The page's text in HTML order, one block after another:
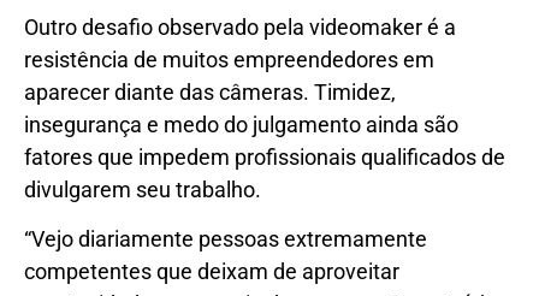
Outro desafio observado pela videomaker é a
resistência de muitos empreendedores em
aparecer diante das câmeras. Timidez,
insegurança e medo do julgamento ainda são
fatores que impedem profissionais qualificados de
divulgarem seu trabalho.
“Vejo diariamente pessoas extremamente
competentes que deixam de aproveitar